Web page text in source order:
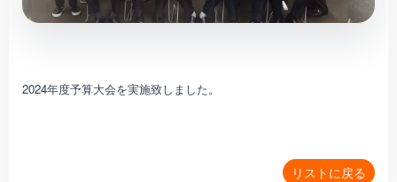
2024年度予算大会を実施致しました。
リストに戻る